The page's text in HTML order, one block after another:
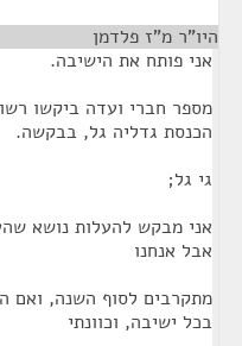
היו"ר מ"ז פלדמן
אני פותח את הישיבה.
מספר חברי ועדה ביקשו
הכנסת גדליה גל, בבקשה.
גי גל;
אני מבקש להעלות נושא
אבל אנחנו
מתקרבים לסוף השנה, ואם
בכל ישיבה, וכוונתי